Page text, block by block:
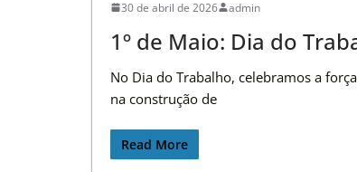
30 de abril de 2026 admin
1º de Maio: Dia do
No Dia do Trabalho, celebramos a
na construção de
Read More